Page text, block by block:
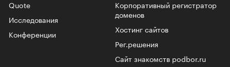
Корпоративный регистратор
доменов
Хостинг сайтов
Рег.решения
Сайт знакомств podbor.ru
Quote
Исследования
Конференции